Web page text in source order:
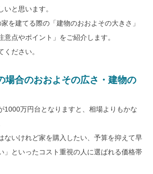
リフォーム
不動産
いと思います。
を建てる際の「建物のおおよその大きさ」
意点やポイント」をご紹介します。
ださい。
場合のおおよその広さ・建物の
1000万円台となりますと、相場よりもかな
ないけれど家を購入したい、予算を抑えて早
」といったコスト重視の人に選ばれる価格帯